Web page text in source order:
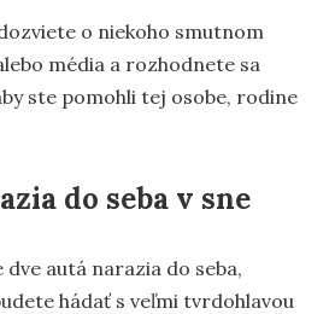
o niekoho smutnom
média a rozhodnete sa
ste pomohli tej osobe, rodine
do seba v sne
autá narazia do seba,
hádať s veľmi tvrdohlavou